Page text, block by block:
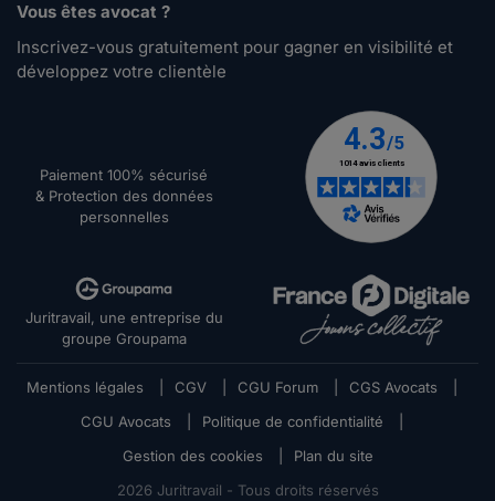
Vous êtes avocat ?
Inscrivez-vous gratuitement pour gagner en visibilité et
développez votre clientèle
Paiement 100% sécurisé
& Protection des données
personnelles
Juritravail, une entreprise du
groupe Groupama
Mentions légales CGV CGU Forum CGS Avocats
CGU Avocats
Politique de confidentialité
Gestion des cookies
Plan du site
2026 Juritravail - Tous droits réservés